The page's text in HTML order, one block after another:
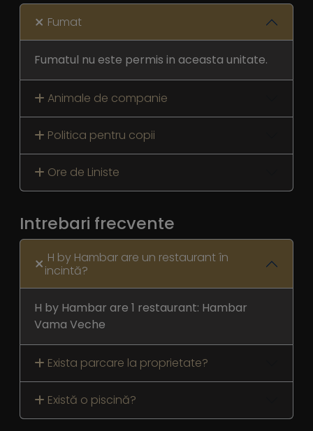
Fumat
Fumatul nu este permis in aceasta unitate.
Animale de companie
Politica pentru copii
Ore de Liniste
Intrebari frecvente
H by Hambar are un restaurant în
incintă?
H by Hambar are 1 restaurant: Hambar
Vama Veche
Exista parcare la proprietate?
Există o piscină?